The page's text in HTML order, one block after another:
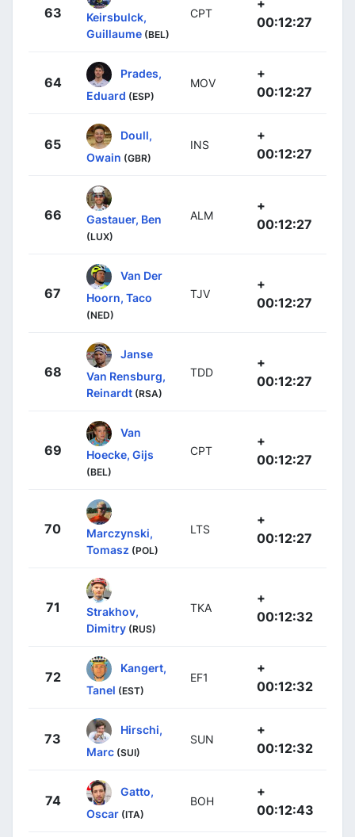
63
Keirsbulck,
Guillaume (BEL)
CPT
+
00:12:27
64
Prades,
Eduard (ESP)
MOV
+
00:12:27
65
Doull,
Owain (GBR)
INS
+
00:12:27
66 Gastauer, Ben
(LUX)
ALM
+
00:12:27
67
Van Der
Hoorn, Taco
(NED)
TJV
+
00:12:27
68
Janse
Van Rensburg,
Reinardt (RSA)
TDD
+
00:12:27
69
Van
Hoecke, Gijs
(BEL)
CPT
+
00:12:27
70
Marczynski,
Tomasz (POL)
LTS
+
00:12:27
71
Strakhov,
Dimitry (RUS)
TKA
+
00:12:32
72
Kangert,
Tanel (EST)
EF1
+
00:12:32
73
Hirschi,
Marc (SUI)
SUN
+
00:12:32
74
Gatto,
Oscar (ITA)
BOH
+
00:12:43